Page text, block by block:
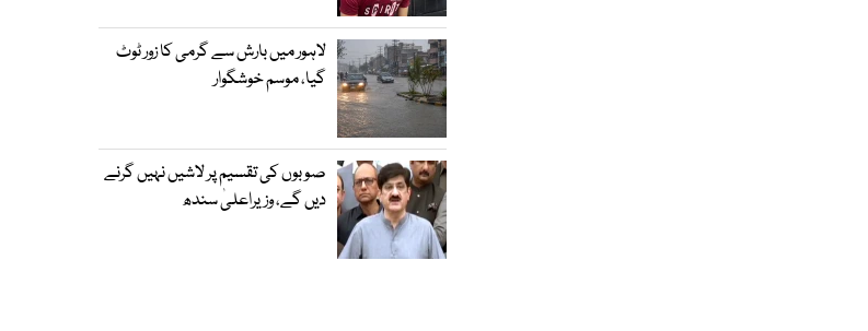
لاہور میں بارش سے گرمی کا زور ٹوٹ
گیا، موسم خوشگوار
صوبوں کی تقسیم پر لاشیں نہیں گرنے
دیں گے، وزیراعلیٰ سندھ